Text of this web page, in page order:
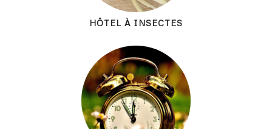
HÔTEL À INSECTES